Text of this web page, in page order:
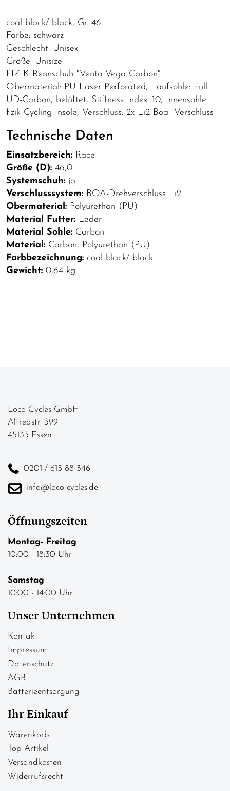
coal black/ black, Gr. 46
Farbe: schwarz
Geschlecht: Unisex
Größe: Unisize
FIZIK Rennschuh "Vento Vega Carbon"
Obermaterial: PU Laser Perforated, Laufsohle: Full
UD-Carbon, belüftet, Stiffness Index: 10, Innensohle:
fizik Cycling Insole, Verschluss: 2x Li2 Boa- Verschluss
Technische Daten
Einsatzbereich: Race
Größe (D): 46,0
Systemschuh: ja
Verschlusssystem: BOA-Drehverschluss Li2
Obermaterial: Polyurethan (PU)
Material Futter: Leder
Material Sohle: Carbon
Material: Carbon, Polyurethan (PU)
Farbbezeichnung: coal black/ black
Gewicht: 0,64 kg
Loco Cycles GmbH
Alfredstr. 399
45133 Essen
0201 / 615 88 346
info@loco-cycles.de
Öffnungszeiten
Montag- Freitag
10:00 - 18:30 Uhr
Samstag
10:00 - 14:00 Uhr
Unser Unternehmen
Kontakt
Impressum
Datenschutz
AGB
Batterieentsorgung
Ihr Einkauf
Warenkorb
Top Artikel
Versandkosten
Widerrufsrecht